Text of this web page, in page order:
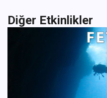
Diğer Etkinlikler